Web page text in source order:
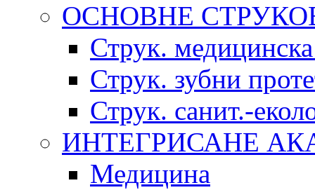
ОСНОВНЕ
Струк. медицинска
Струк. зубни
Струк. санит.-
ИНТЕГРИСАНЕ
Медицина